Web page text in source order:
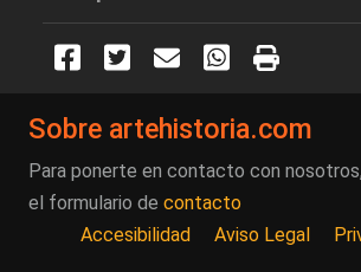
Sobre artehistoria.com
Para ponerte en contacto con
el formulario de contacto
Accesibilidad
Aviso Legal